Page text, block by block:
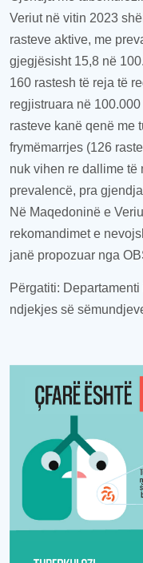
Veriut në vitin 2023
rasteve aktive, me
gjegjësisht 15,8 në
160 rastesh të reja të
regjistruara në
rasteve kanë qenë me
frymëmarrjes (126
nuk vihen re dallime
prevalencë, pra
Në Maqedoninë e
rekomandimet e
janë propozuar nga
Përgatiti:
ndjekjes së